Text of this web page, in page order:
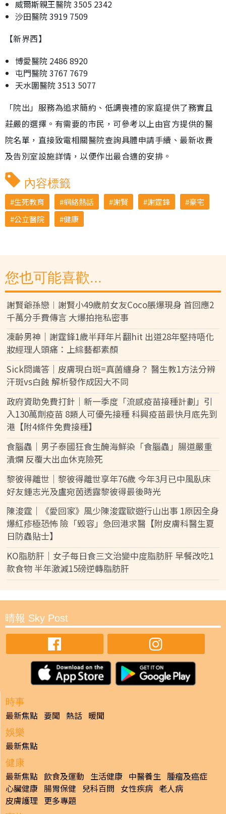
威爾斯親王醫院 3505 2342
沙田醫院 3919 7509
【新界西】
博愛醫院 2486 8920
屯門醫院 3767 7679
天水圍醫院 3513 5077
「院出」服務為追求簡約、低調喪禮的家庭提供了務實且
莊嚴的選擇。有需要的市民，可參考以上由官方提供的醫
院名單，直接致電相關醫院查詢具體申請手續、最新收費
及告別室設施詳情，以便作出最合適的安排。
內容標籤
生死教育 網絡熱話 謝賢 謝霆鋒
豪宅
公立醫院
健康
您也可能喜歡...
謝賢爺孫戀︱謝賢小49歲前女友Coco脹爆現身 首回應2
千萬分手費傳言 大爆拍拖私密事
凍齡男神｜謝霆鋒1歲半拜年片翻hit 出道28年堅持唔化
妝經理人頭痛：上綜藝都素顏
Sick問識答｜皮膚現白斑=真菌纏身？ 醫生教1方法分辨
汗斑vs白蝕 解析發作成因大不同
政府資助免費打針｜新一季度「流感疫苗接種計劃」引
入130萬劑疫苗 8類人可優先接種 科興疫苗最快月底先到
港【附4條件免費接種】
食腦蟲｜男子泰國狂食生醃海鮮染「食腦蟲」腸道嚴重
潰爛 反覆大出血休克險死
黎彼得離世｜黎彼得離世享年76歲 今年3月已中風臥床
好友鍾志光及盧宛茵透露黎彼得最後時光
陳浚霆｜《愛回家》風少陳浚霆歐遊行山出事 1原因全身
爆紅疹極恐怖 險「毀容」急回港求醫【附皮膚科醫生夏
日防蟲貼士】
KO脂肪肝｜女子每日食三文治變中度脂肪肝 早餐改吃1
款食物 半年激減15磅逆轉脂肪肝
晴報 Sky Post
時事
最新焦點 要聞 熱話 暖聞
娛樂
最新焦點
健康
最新焦點 飲食及運動 生活健康 中醫養生 腫瘤及癌症
心臟健康 腸胃保健 兒科百問 女性疾病 老人病
皮膚護理 更多專題